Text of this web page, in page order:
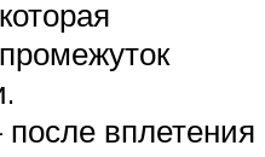
вплетения